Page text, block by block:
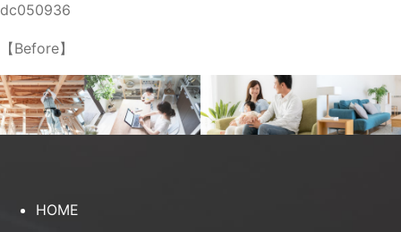
dc050936
【Before】
HOME